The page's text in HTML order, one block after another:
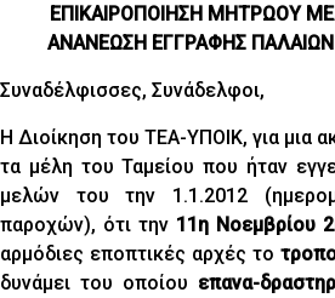
ΕΠΙΚΑΙΡΟΠΟΙΗΣΗ ΜΗΤΡΩΟΥ
ΑΝΑΝΕΩΣΗ ΕΓΓΡΑΦΗΣ
Συναδέλφισσες, Συνάδελφοι,
Η Διοίκηση του ΤΕΑ-ΥΠΟΙΚ, για μια
τα μέλη του Ταμείου που ήταν
μελών του την 1.1.2012
παροχών), ότι την 11η Νοεμβρίου
αρμόδιες εποπτικές αρχές το
δυνάμει του οποίου επανα-